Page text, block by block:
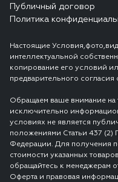
Публичный договор
Политика
Настоящие
интеллектуальной
копирование его условий
предварительного
Обращаем ваше внимание на
исключительно
условиях не является
положениями Статьи 437 (2)
Федерации. Для получения
стоимости указанных
обращайтесь к менеджерам
Оферта и правовая